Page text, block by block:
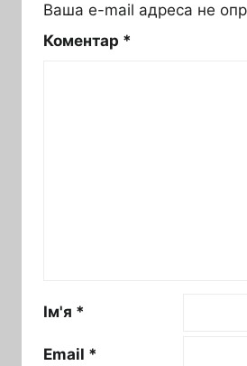
Ваша e-mail адреса не
Коментар *
Ім'я *
Email *